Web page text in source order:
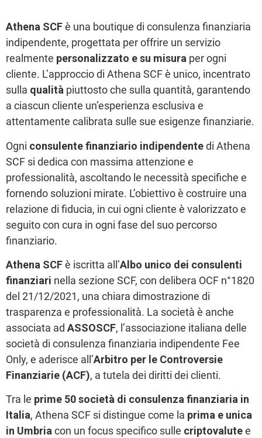
Athena SCFè una boutique di consulenza finanziaria
indipendente, progettata per offrire un servizio
realmente personalizzato e su misura per ogni
cliente. L’approccio di Athena SCF è unico, incentrato
sulla qualità piuttosto che sulla quantità, garantendo
a ciascun cliente un’esperienza esclusiva e
attentamente calibrata sulle sue esigenze finanziarie.
Ogni consulente finanziario indipendentedi Athena
SCF si dedica con massima attenzione e
professionalità, ascoltando le necessità specifiche e
fornendo soluzioni mirate. L’obiettivo è costruire una
relazione di fiducia, in cui ogni cliente è valorizzato e
seguito con cura in ogni fase del suo percorso
finanziario.
Athena SCFè iscritta all’Albo unico dei consulenti
finanziari nella sezione SCF, con delibera OCF n°1820
del 21/12/2021, una chiara dimostrazione di
trasparenza e professionalità. La società è anche
associata ad ASSOSCF, l’associazione italiana delle
società di consulenza finanziaria indipendente Fee
Only, e aderisce all’Arbitro per le Controversie
Finanziarie (ACF), a tutela dei diritti dei clienti.
Tra le prime 50 società di consulenza finanziaria in
Italia, Athena SCF si distingue come la prima e unica
in Umbriacon un focus specifico sulle criptovalutee